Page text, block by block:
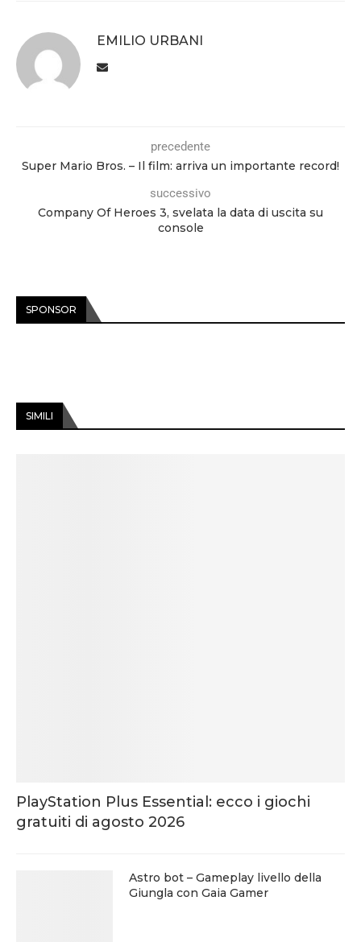
EMILIO URBANI
precedente
Super Mario Bros. – Il film: arriva un importante record!
successivo
Company Of Heroes 3, svelata la data di uscita su
console
SPONSOR
SIMILI
PlayStation Plus Essential: ecco i giochi
gratuiti di agosto 2026
Astro bot – Gameplay livello della
Giungla con Gaia Gamer